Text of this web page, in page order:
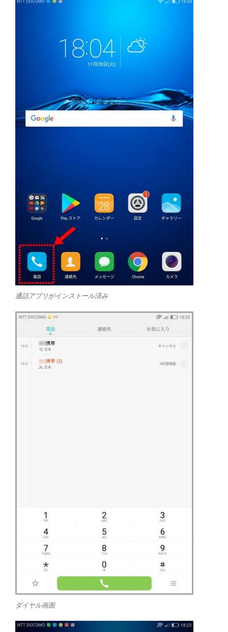
通話アプリがインストール済み
ダイヤル画面